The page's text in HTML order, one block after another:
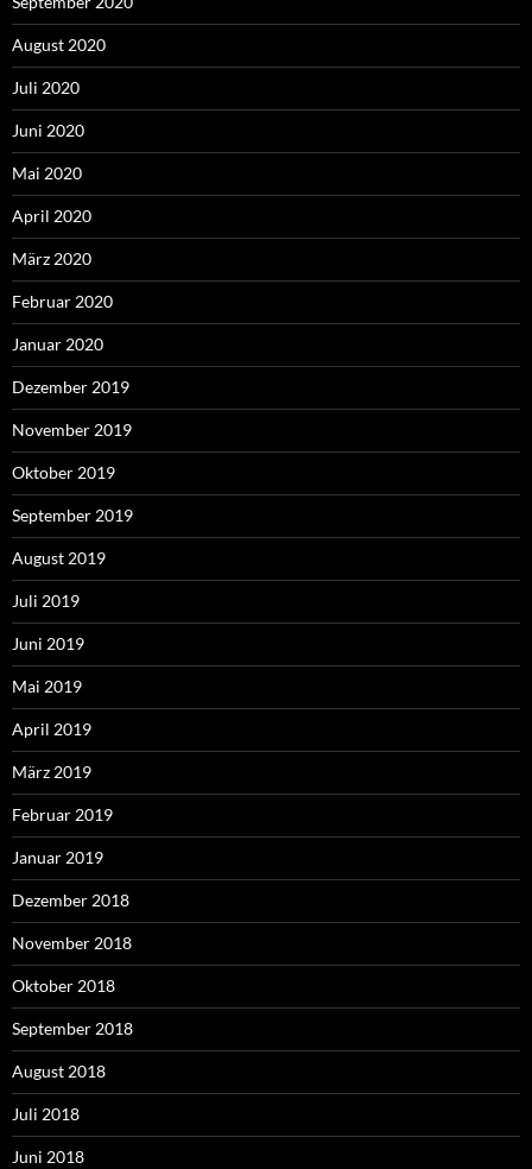
August 2020
Juli 2020
Juni 2020
Mai 2020
April 2020
März 2020
Februar 2020
Januar 2020
Dezember 2019
November 2019
Oktober 2019
September 2019
August 2019
Juli 2019
Juni 2019
Mai 2019
April 2019
März 2019
Februar 2019
Januar 2019
Dezember 2018
November 2018
Oktober 2018
September 2018
August 2018
Juli 2018
Juni 2018